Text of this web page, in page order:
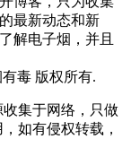
最新动态和新
解电子烟，并且
毒 版权所有.
集于网络，只做
如有侵权转载，